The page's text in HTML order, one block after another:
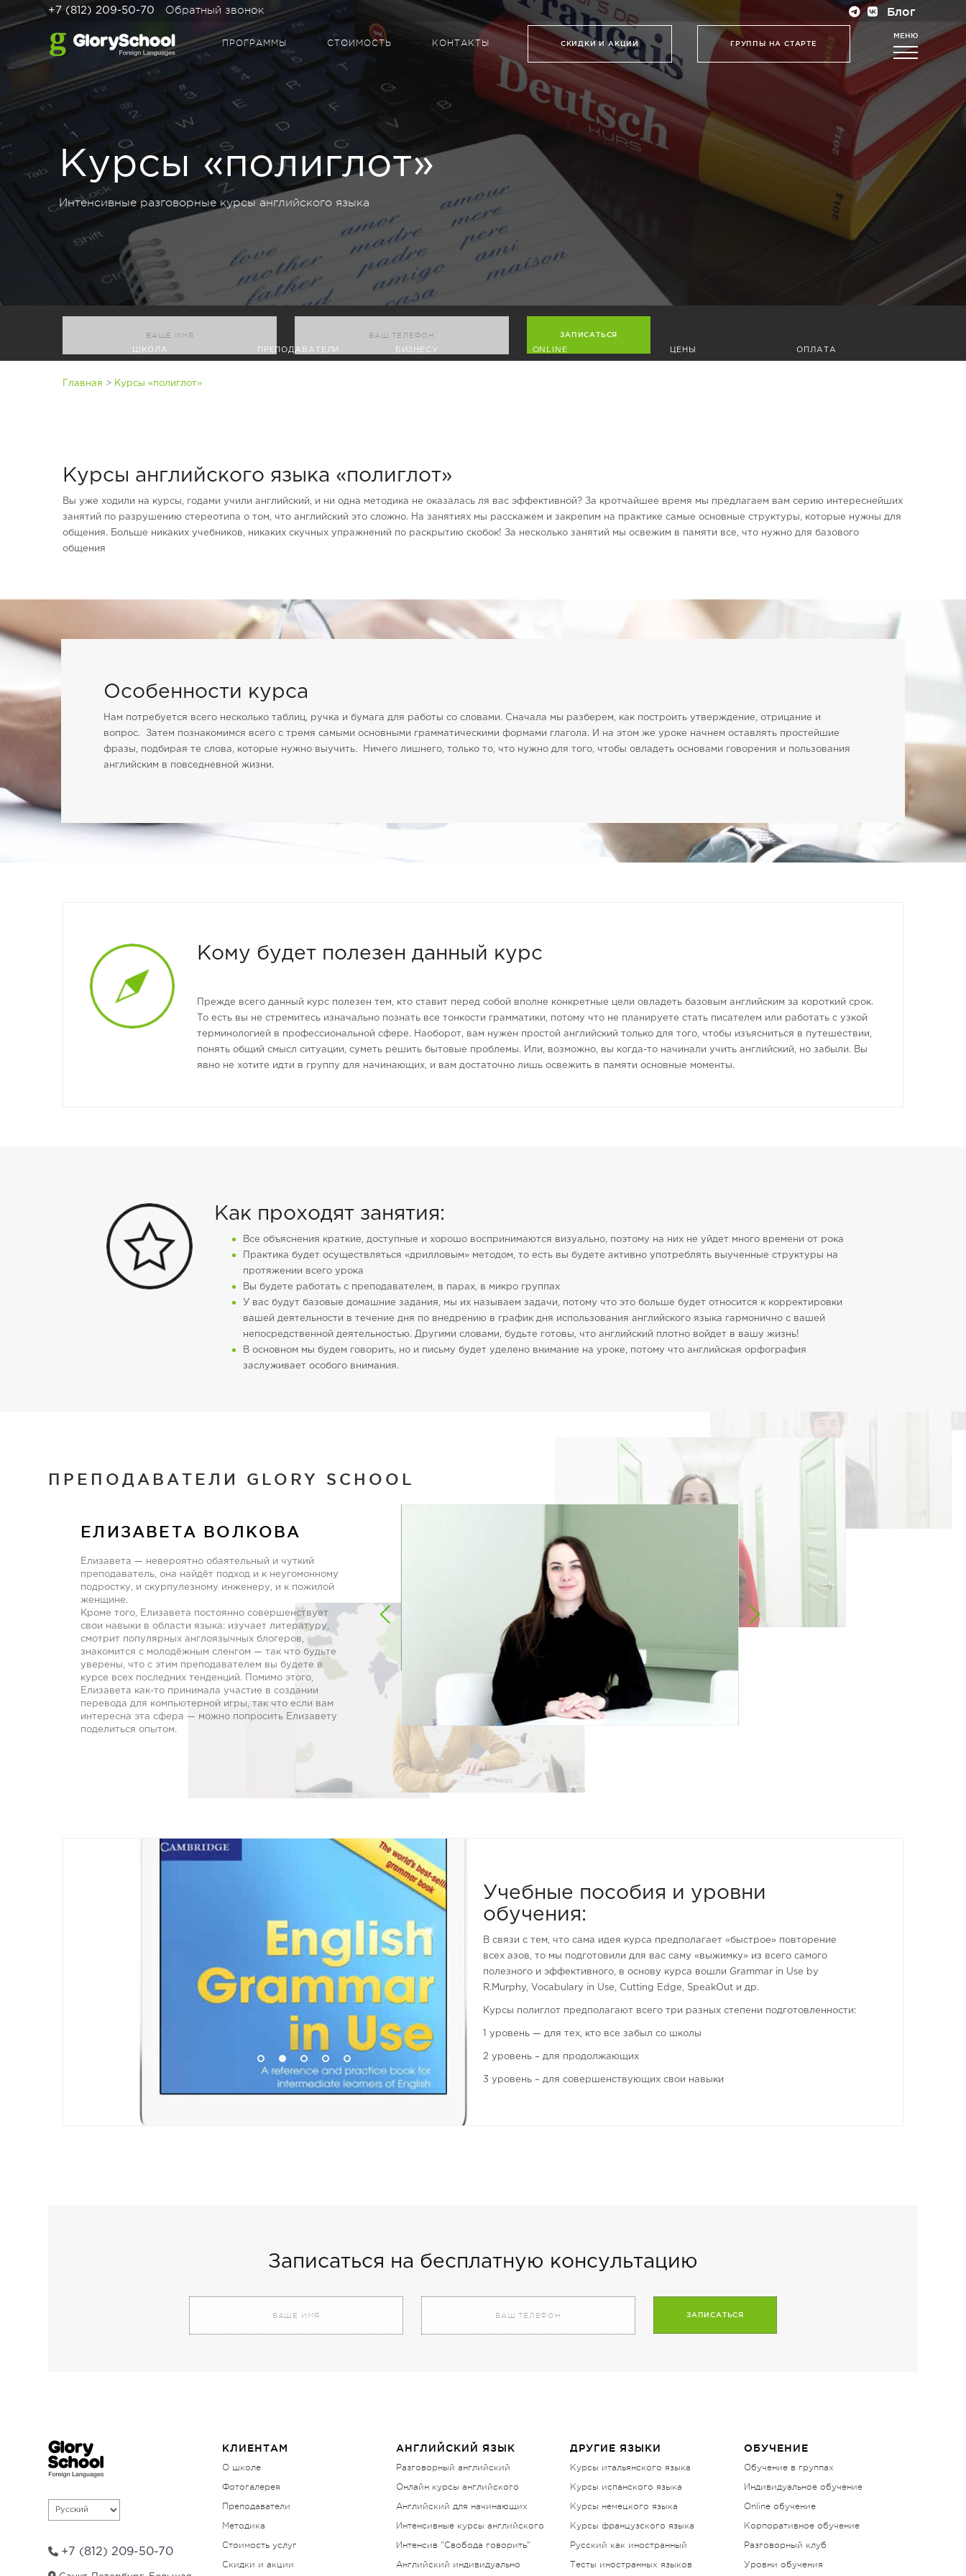
+7 (812) 209-50-70 Обратный звонок Блог
ПРОГРАММЫ СТОИМОСТЬ КОНТАКТЫ СКИДКИ И АКЦИИ ГРУППЫ НА СТАРТЕ
МЕНЮ
Курсы «полиглот»
Интенсивные разговорные курсы английского языка
ШКОЛА ПРЕПОДАВАТЕЛИ БИЗНЕСУ ONLINE ЦЕНЫ ОПЛАТА
Главная > Курсы «полиглот»
Курсы английского языка «полиглот»
Вы уже ходили на курсы, годами учили английский, и ни одна методика не оказалась ля вас эффективной? За кротчайшее время мы предлагаем вам серию интереснейших
занятий по разрушению стереотипа о том, что английский это сложно. На занятиях мы расскажем и закрепим на практике самые основные структуры, которые нужны для
общения. Больше никаких учебников, никаких скучных упражнений по раскрытию скобок! За несколько занятий мы освежим в памяти все, что нужно для базового
общения
Особенности курса
Нам потребуется всего несколько таблиц, ручка и бумага для работы со словами. Сначала мы разберем, как построить утверждение, отрицание и
вопрос. Затем познакомимся всего с тремя самыми основными грамматическими формами глагола. И на этом же уроке начнем оставлять простейшие
фразы, подбирая те слова, которые нужно выучить. Ничего лишнего, только то, что нужно для того, чтобы овладеть основами говорения и пользования
английским в повседневной жизни.
Кому будет полезен данный курс
Прежде всего данный курс полезен тем, кто ставит перед собой вполне конкретные цели овладеть базовым английским за короткий срок.
То есть вы не стремитесь изначально познать все тонкости грамматики, потому что не планируете стать писателем или работать с узкой
терминологией в профессиональной сфере. Наоборот, вам нужен простой английский только для того, чтобы изъясниться в путешествии,
понять общий смысл ситуации, суметь решить бытовые проблемы. Или, возможно, вы когда-то начинали учить английский, но забыли. Вы
явно не хотите идти в группу для начинающих, и вам достаточно лишь освежить в памяти основные моменты.
Как проходят занятия:
Все объяснения краткие, доступные и хорошо воспринимаются визуально, поэтому на них не уйдет много времени от рока
Практика будет осуществляться «дрилловым» методом, то есть вы будете активно употреблять выученные структуры на
протяжении всего урока
Вы будете работать с преподавателем, в парах, в микро группах
У вас будут базовые домашние задания, мы их называем задачи, потому что это больше будет относится к корректировки
вашей деятельности в течение дня по внедрению в график дня использования английского языка гармонично с вашей
непосредственной деятельностью. Другими словами, будьте готовы, что английский плотно войдет в вашу жизнь!
В основном мы будем говорить, но и письму будет уделено внимание на уроке, потому что английская орфография
заслуживает особого внимания.
ПРЕПОДАВАТЕЛИ GLORY SCHOOL
ЕЛИЗАВЕТА ВОЛКОВА
Елизавета — невероятно обаятельный и чуткий
преподаватель, она найдёт подход и к неугомонному
подростку, и скурпулезному инженеру, и к пожилой
женщине.
Кроме того, Елизавета постоянно совершенствует
свои навыки в области языка: изучает литературу,
смотрит популярных англоязычных блогеров,
знакомится с молодёжным сленгом — так что будьте
уверены, что с этим преподавателем вы будете в
курсе всех последних тенденций. Помимо этого,
Елизавета как-то принимала участие в создании
перевода для компьютерной игры, так что если вам
интересна эта сфера — можно попросить Елизавету
поделиться опытом.
Учебные пособия и уровни
обучения:
В связи с тем, что сама идея курса предполагает «быстрое» повторение
всех азов, то мы подготовили для вас саму «выжимку» из всего самого
полезного и эффективного, в основу курса вошли Grammar in Use by
R.Murphy, Vocabulary in Use, Cutting Edge, SpeakOut и др.
Курсы полиглот предполагают всего три разных степени подготовленности:
1 уровень — для тех, кто все забыл со школы
2 уровень – для продолжающих
3 уровень – для совершенствующих свои навыки
Записаться на бесплатную консультацию
a
t
i
:
+7 (812) 209-50-70
КЛИЕНТАМ
О школе
Фотогалерея
Преподаватели
Методика
Стоимость услуг
Скидки и акции
АНГЛИЙСКИЙ ЯЗЫК
Разговорный английский
Онлайн курсы английского
Английский для начинающих
Интенсивные курсы английского
Интенсив "Свобода говорить"
Английский индивидуально
ДРУГИЕ ЯЗЫКИ
Курсы итальянского языка
Курсы испанского языка
Курсы немецкого языка
Курсы французского языка
Русский как иностранный
Тесты иностранных языков
ОБУЧЕНИЕ
Обучение в группах
Индивидуальное обучение
Online обучение
Корпоративное обучение
Разговорный клуб
Уровни обучения